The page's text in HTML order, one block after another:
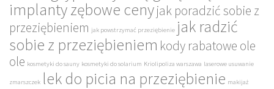
implanty zębowe cenyjak poradzić sobie z
przeziębieniem jak powstrzymać przeziębienie jak radzić
sobie z przeziębieniem kody rabatowe ole
ole kosmetyki do sauny kosmetyki do solarium Kriolipoliza warszawa laserowe usuwanie
zmarszczek lek do picia na przeziębienie makijaż